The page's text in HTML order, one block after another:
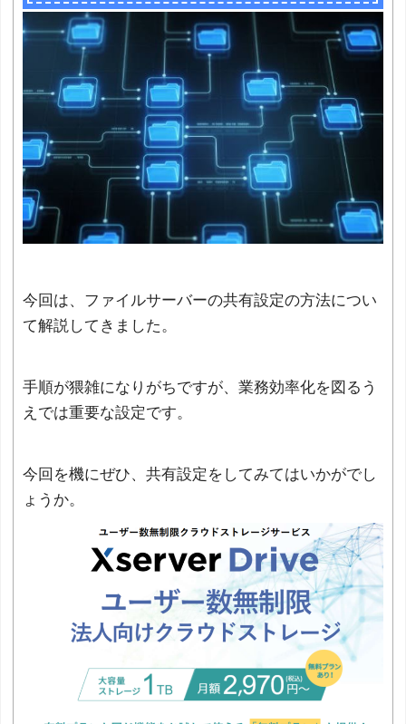
今回は、ファイルサーバーの共有設定の方法につい
て解説してきました。
手順が猥雑になりがちですが、業務効率化を図るう
えでは重要な設定です。
今回を機にぜひ、共有設定をしてみてはいかがでし
ょうか。